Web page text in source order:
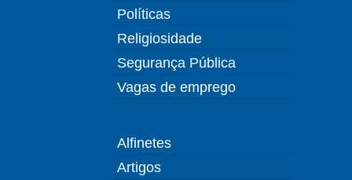
Políticas
Religiosidade
Segurança Pública
Vagas de emprego
Alfinetes
Artigos